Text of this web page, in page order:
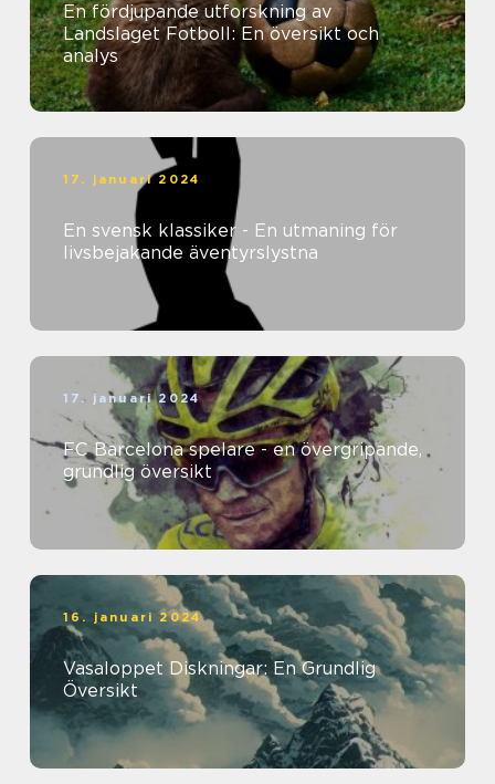
En fördjupande utforskning av
Landslaget Fotboll: En översikt och
analys
17. januari 2024
En svensk klassiker - En utmaning för
livsbejakande äventyrslystna
17. januari 2024
FC Barcelona spelare - en övergripande,
grundlig översikt
16. januari 2024
Vasaloppet Diskningar: En Grundlig
Översikt